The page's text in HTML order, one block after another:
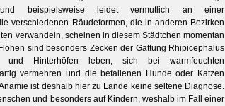
beispielsweise leidet vermutlich an einer
verschiedenen Räudeformen, die in anderen Bezirken
verwandeln, scheinen in diesem Städtchen momentan
sind besonders Zecken der Gattung Rhipicephalus
Hinterhöfen leben, sich bei warmfeuchten
vermehren und die befallenen Hunde oder Katzen
ist deshalb hier zu Lande keine seltene Diagnose.
und besonders auf Kindern, weshalb im Fall einer